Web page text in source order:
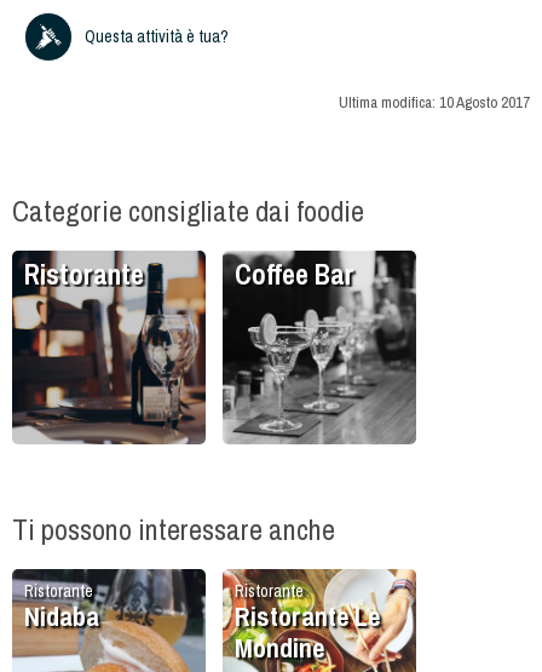
Questa attività è tua?
Ultima modifica: 10 Agosto 2017
Categorie consigliate dai foodie
Ristorante Coffee Bar
Ti possono interessare anche
Ristorante
Nidaba
Ristorante
Ristorante Le
Mondine